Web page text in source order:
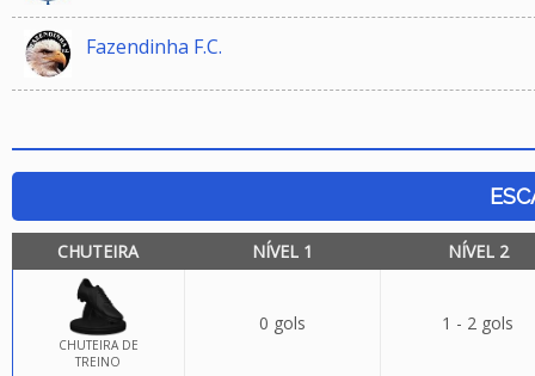
Fazendinha F.C.
CHUTEIRA NÍVEL 1 NÍVEL 2
CHUTEIRA DE
TREINO
0 gols 1 - 2 gols